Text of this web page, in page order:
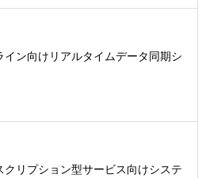
イン向けリアルタイムデータ同期シ
クリプション型サービス向けシステ